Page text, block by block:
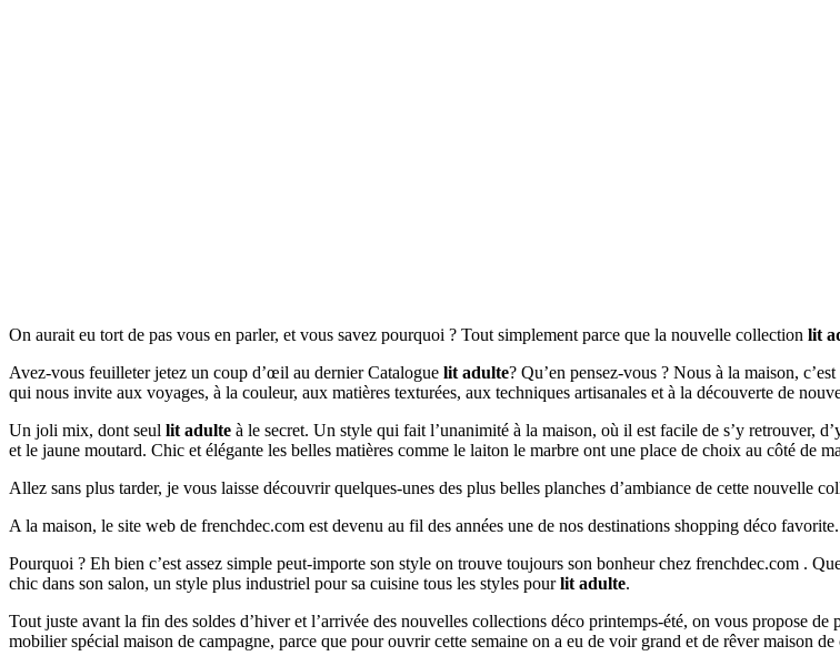
On aurait eu tort de pas vous en parler, et vous savez pourquoi ? Tout simplement parce que la nouvelle collection lit
Avez-vous feuilleter jetez un coup d’œil au dernier Catalogue lit adulte? Qu’en pensez-vous ? Nous à la maison,
qui nous invite aux voyages, à la couleur, aux matières texturées, aux techniques artisanales et à la découverte de
Un joli mix, dont seul lit adulte à le secret. Un style qui fait l’unanimité à la maison, où il est facile de s’y retrouver,
et le jaune moutard. Chic et élégante les belles matières comme le laiton le marbre ont une place de choix au côté de
Allez sans plus tarder, je vous laisse découvrir quelques-unes des plus belles planches d’ambiance de cette nouvelle
A la maison, le site web de frenchdec.com est devenu au fil des années une de nos destinations shopping déco favorite.
Pourquoi ? Eh bien c’est assez simple peut-importe son style on trouve toujours son bonheur chez frenchdec.com .
chic dans son salon, un style plus industriel pour sa cuisine tous les styles pourlit adulte.
Tout juste avant la fin des soldes d’hiver et l’arrivée des nouvelles collections déco printemps-été, on vous propose
mobilier spécial maison de campagne, parce que pour ouvrir cette semaine on a eu de voir grand et de rêver maison de